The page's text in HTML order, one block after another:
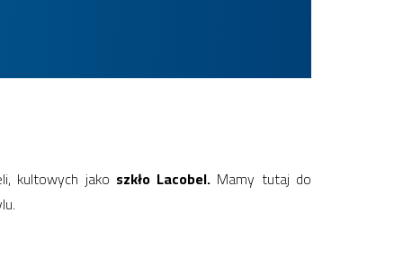
kultowych jako szkło Lacobel.Mamy tutaj do